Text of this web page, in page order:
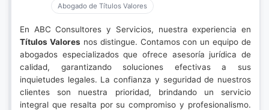
Abogado de Títulos Valores
En ABC Consultores y Servicios, nuestra experiencia en
Títulos Valores nos distingue. Contamos con un equipo de
abogados especializados que ofrece asesoría jurídica de
calidad, garantizando soluciones efectivas a sus
inquietudes legales. La confianza y seguridad de nuestros
clientes son nuestra prioridad, brindando un servicio
integral que resalta por su compromiso y profesionalismo.